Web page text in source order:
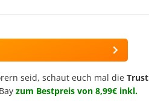
seid, schaut euch mal die Trust
zum Bestpreis von 8,99€ inkl.